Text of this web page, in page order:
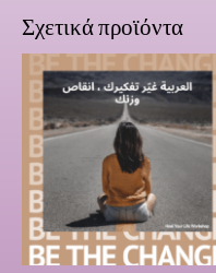
Σχετικά προϊόντα